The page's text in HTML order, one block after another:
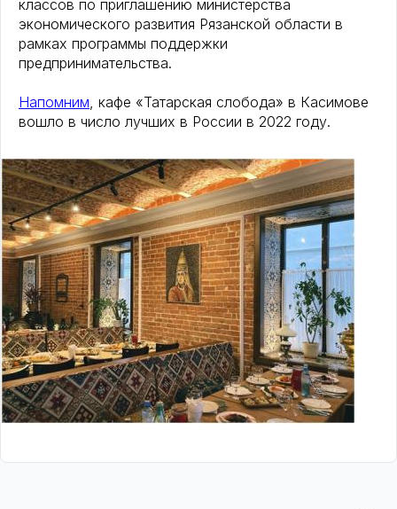
классов по приглашению министерства
экономического развития Рязанской области в
рамках программы поддержки
предпринимательства.
Напомним, кафе «Татарская слобода» в Касимове
вошло в число лучших в России в 2022 году.